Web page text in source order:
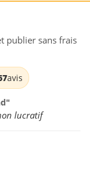
publier sans frais
avis
lucratif